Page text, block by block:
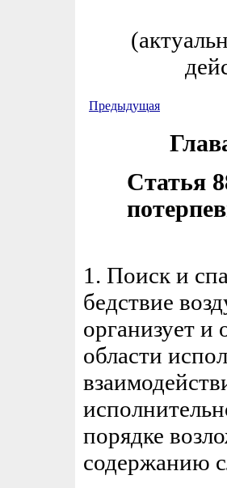
Предыдущая
Статья
1. Поиск и
бедствие
организует
области
порядке
содержанию